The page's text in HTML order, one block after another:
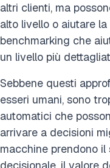
altri clienti, ma
alto livello o aiutare
benchmarking che
un livello più
Sebbene questi
esseri umani, sono
automatici che
arrivare a decisioni
macchine prendono